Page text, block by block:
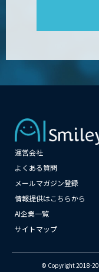
運営会社
よくある質問
メールマガジン登録
情報提供はこちらから
AI企業一覧
サイトマップ
© Copyright 2018-